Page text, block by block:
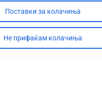
Поставки за колачиња
Не прифаќам колачиња